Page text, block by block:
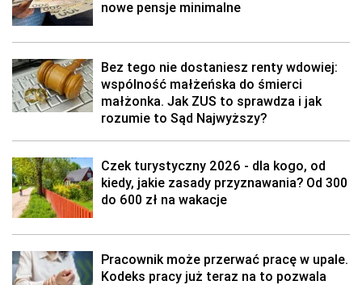
nowe pensje minimalne
Bez tego nie dostaniesz renty wdowiej:
wspólność małżeńska do śmierci
małżonka. Jak ZUS to sprawdza i jak
rozumie to Sąd Najwyższy?
Czek turystyczny 2026 - dla kogo, od
kiedy, jakie zasady przyznawania? Od 300
do 600 zł na wakacje
Pracownik może przerwać pracę w upale.
Kodeks pracy już teraz na to pozwala